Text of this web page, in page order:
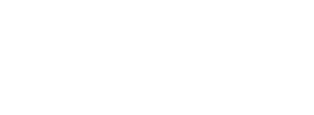
Signaturfunktion
in Personalausweisen grundsätzlich immer